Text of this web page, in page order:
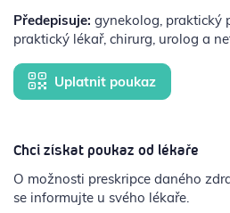
Předepisuje: gynekolog, praktický
praktický lékař, chirurg, urolog a
Uplatnit poukaz
Chci získat poukaz od lékaře
O možnosti preskripce daného
se informujte u svého lékaře.